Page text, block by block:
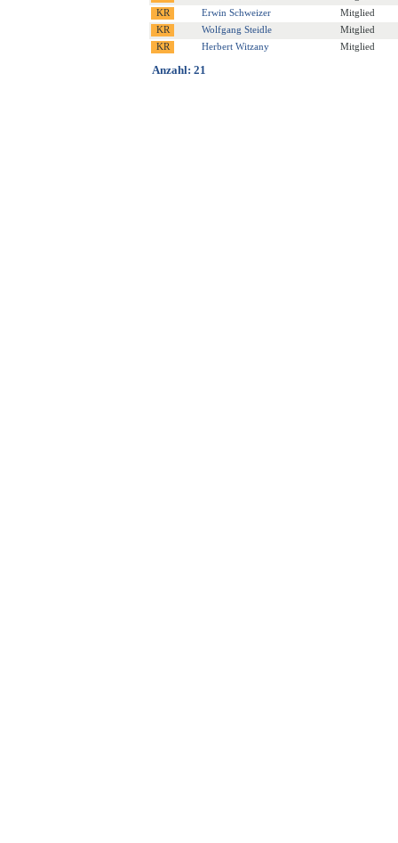
Erwin Schweizer
Mitglied
Wolfgang Steidle
Mitglied
Herbert Witzany
Mitglied
Anzahl: 21